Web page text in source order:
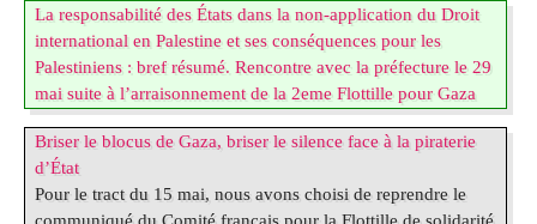
Nettoyage ethnique : comment Israël organise l’annexion
avec l’aide des colons. (…)
avant de dénoncer moins de deux ans plus tard celui en
cours. Dans son ouvrage : « Israël, une course vers l’abîme »
, il étudie les dérives de ce pays, régi par une idéologie
ethno-nationaliste : le sionisme. Entre autres objets d’analyse
, I l y examine l’antisémitisme et l’anti sionisme. Dès ses
origines, le sionisme a été un mouvement de colonisation
de (…)
La responsabilité des États dans la non-application du Droit
international en Palestine et ses conséquences pour les
Palestiniens : bref résumé. Rencontre avec la préfecture le 29
mai suite à l’arraisonnement de la 2eme Flottille pour Gaza
* 19eme siècle : développement du Sionisme en Angleterre *
1917 : partage du Proche Orient entre la France et
l’Angleterre : « Déclaration Balfour » favorable à
l’établissement d’un foyer national pour le peuple juif :
Briser le blocus de Gaza, briser le silence face à la piraterie
d’État
Pour le tract du 15 mai, nous avons choisi de reprendre le
communiqué du Comité français pour la Flottille de solidarité